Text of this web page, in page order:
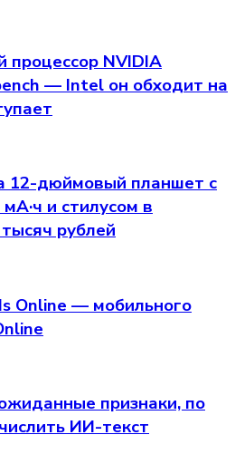
NVIDIA
— Intel он обходит на
12-дюймовый планшет с
и стилусом в
рублей
Online — мобильного
признаки, по
ИИ-текст